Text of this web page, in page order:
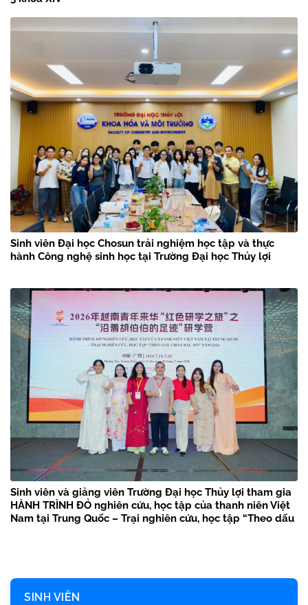
Sinh viên Đại học Chosun trải nghiệm học tập và thực
hành Công nghệ sinh học tại Trường Đại học Thủy lợi
Sinh viên và giảng viên Trường Đại học Thủy lợi tham gia
HÀNH TRÌNH ĐỎ nghiên cứu, học tập của thanh niên Việt
Nam tại Trung Quốc – Trại nghiên cứu, học tập “Theo dấu
SINH VIÊN